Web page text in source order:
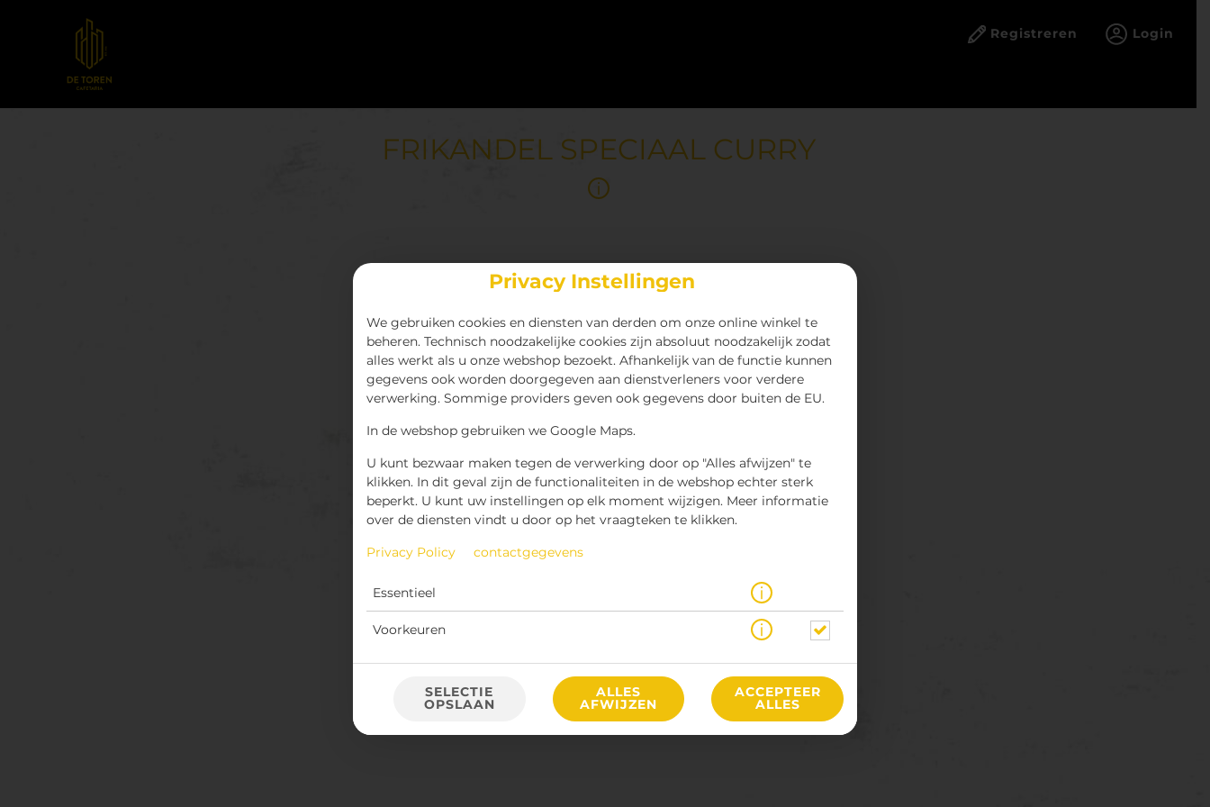
Privacy Instellingen
We gebruiken cookies en diensten van derden om onze online winkel te
beheren. Technisch noodzakelijke cookies zijn absoluut noodzakelijk zodat
alles werkt als u onze webshop bezoekt. Afhankelijk van de functie kunnen
gegevens ook worden doorgegeven aan dienstverleners voor verdere
verwerking. Sommige providers geven ook gegevens door buiten de EU.
In de webshop gebruiken we Google Maps.
U kunt bezwaar maken tegen de verwerking door op "Alles afwijzen" te
klikken. In dit geval zijn de functionaliteiten in de webshop echter sterk
beperkt. U kunt uw instellingen op elk moment wijzigen. Meer informatie
over de diensten vindt u door op het vraagteken te klikken.
Privacy Policy contactgegevens
Essentieel
Voorkeuren
SELECTIE
OPSLAAN
ALLES
AFWIJZEN
ACCEPTEER
ALLES
Registreren Login
FRIKANDEL SPECIAAL CURRY
* Door lokale acties kunnen prijzen per winkel afwijken.